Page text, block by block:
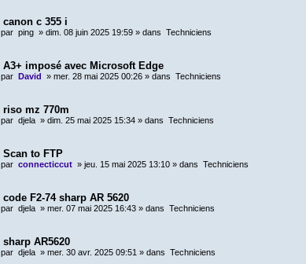
canon c 355 i
par ping »dim. 08 juin 2025 19:59 » dans Techniciens
A3+ imposé avec Microsoft Edge
par David »mer. 28 mai 2025 00:26 » dans Techniciens
riso mz 770m
par djela »dim. 25 mai 2025 15:34 » dans Techniciens
Scan to FTP
par connecticcut »jeu. 15 mai 2025 13:10 » dans Techniciens
code F2-74 sharp AR 5620
par djela »mer. 07 mai 2025 16:43 » dans Techniciens
sharp AR5620
par djela »mer. 30 avr. 2025 09:51 » dans Techniciens